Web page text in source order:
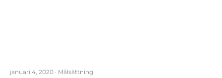
januari 4, 2020 · Målsättning